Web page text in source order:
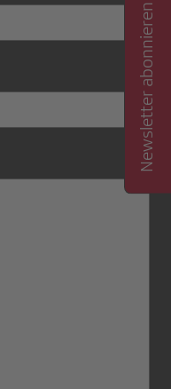
Newsletter abonnieren